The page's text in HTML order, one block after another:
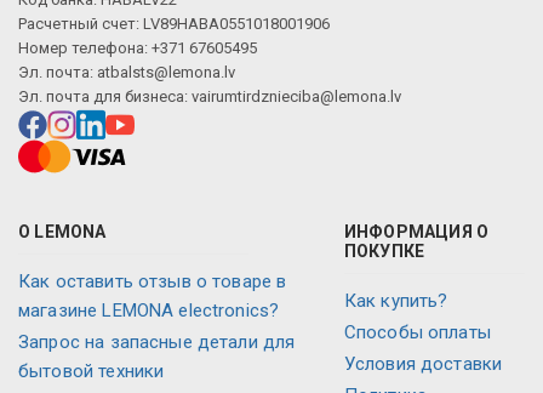
Расчетный счет: LV89HABA0551018001906
Номер телефона: +371 67605495
Эл. почта: atbalsts@lemona.lv
Эл. почта для бизнеса: vairumtirdznieciba@lemona.lv
О LEMONA
Как оставить отзыв о товаре в
магазине LEMONA electronics?
Запрос на запасные детали для
бытовой техники
ИНФОРМАЦИЯ О
ПОКУПКЕ
Как купить?
Способы оплаты
Условия доставки